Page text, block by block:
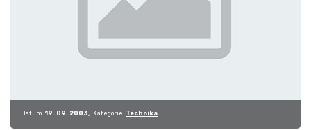
Datum: 19. 09. 2003 Kategorie: Technika